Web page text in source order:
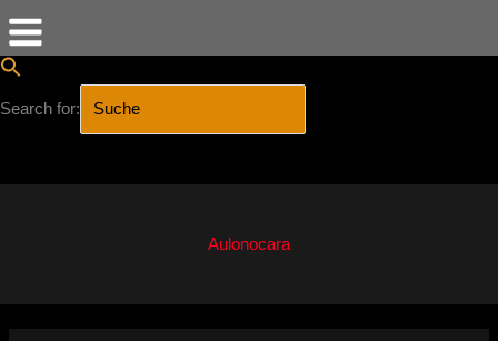
Search for:
Aulonocara